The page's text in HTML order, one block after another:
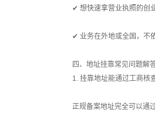
✔ 想快速拿营业执照的创
✔ 业务在外地或全国，不
四、地址挂靠常见问题解
1. 挂靠地址能通过工商核
正规备案地址完全可以通